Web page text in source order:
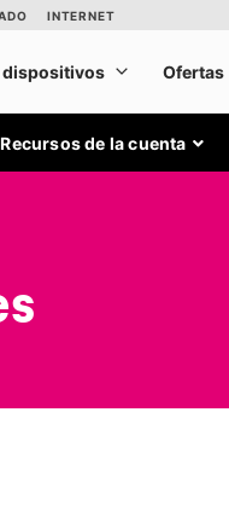
Recursos de la cuenta